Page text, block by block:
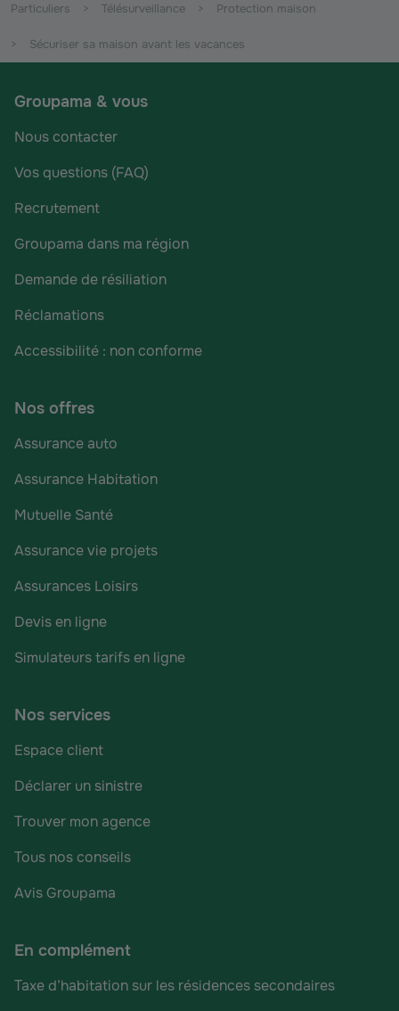
Particuliers Télésurveillance Protection maison
Sécuriser sa maison avant les vacances
Groupama & vous
Nous contacter
Vos questions (FAQ)
Recrutement
Groupama dans ma région
Demande de résiliation
Réclamations
Accessibilité : non conforme
Nos offres
Assurance auto
Assurance Habitation
Mutuelle Santé
Assurance vie projets
Assurances Loisirs
Devis en ligne
Simulateurs tarifs en ligne
Nos services
Espace client
Déclarer un sinistre
Trouver mon agence
Tous nos conseils
Avis Groupama
En complément
Taxe d’habitation sur les résidences secondaires